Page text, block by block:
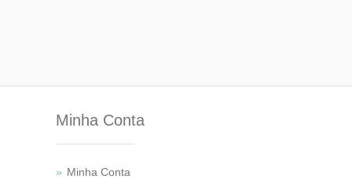
Minha Conta
Minha Conta